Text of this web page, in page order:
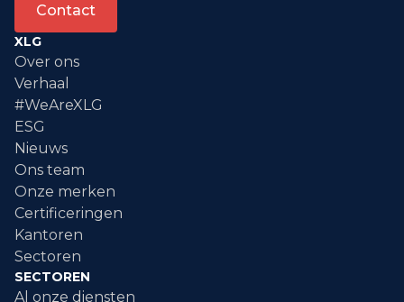
Contact
XLG
Over ons
Verhaal
#WeAreXLG
ESG
Nieuws
Ons team
Onze merken
Certificeringen
Kantoren
Sectoren
SECTOREN
Al onze diensten